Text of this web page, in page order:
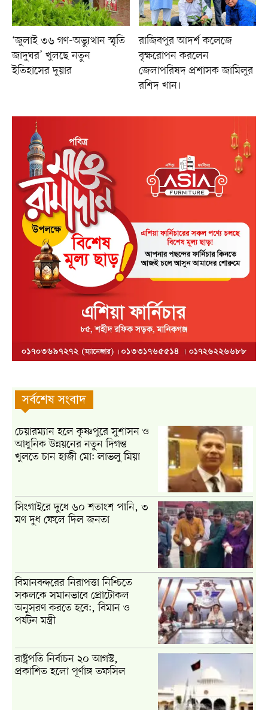
‘জুলাই ৩৬ গণ-অভ্যুত্থান স্মৃতি
জাদুঘর’ খুলছে নতুন
ইতিহাসের দুয়ার
রাজিবপুর আদর্শ কলেজে
বৃক্ষরোপন করলেন
জেলাপরিষদ প্রশাসক জামিলুর
রশিদ খান।
সর্বশেষ সংবাদ
চেয়ারম্যান হলে কৃষ্ণপুরে সুশাসন ও
আধুনিক উন্নয়নের নতুন দিগন্ত
খুলতে চান হাজী মো: লাভলু মিয়া
সিংগাইরে দুধে ৬০ শতাংশ পানি, ৩
মণ দুধ ফেলে দিল জনতা
বিমানবন্দরের নিরাপত্তা নিশ্চিতে
সকলকে সমানভাবে প্রোটোকল
অনুসরণ করতে হবে:, বিমান ও
পর্যটন মন্ত্রী
রাষ্ট্রপতি নির্বাচন ২০ আগস্ট,
প্রকাশিত হলো পূর্ণাঙ্গ তফসিল